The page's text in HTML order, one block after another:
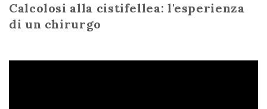
Calcolosi alla cistifellea: l'esperienza
di un chirurgo